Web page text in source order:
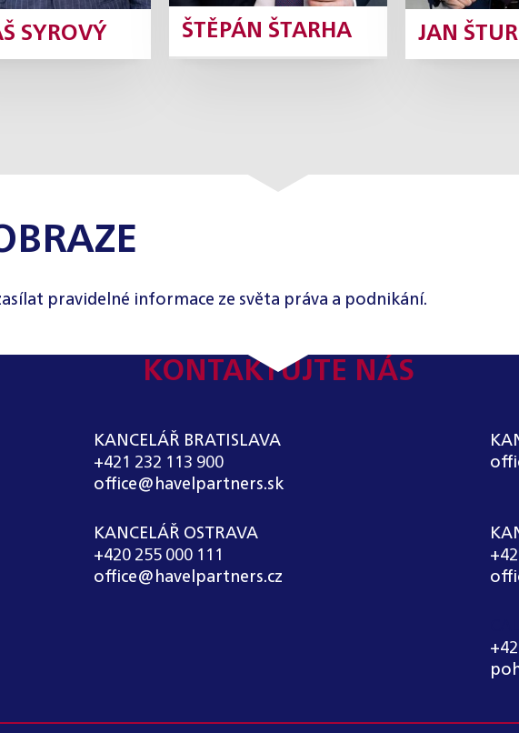
SYROVÝ ŠTĚPÁN ŠTARHA JAN
pravidelné informace ze světa práva a podnikání.
KONTAKTUJTE NÁS
KANCELÁŘ BRATISLAVA
+421 232 113 900
office@havelpartners.sk
KANCELÁŘ OSTRAVA
+420 255 000 111
office@havelpartners.cz